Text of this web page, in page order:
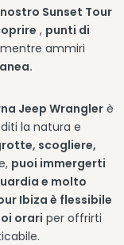
Sunset Tour
, punti di
mentre ammiri
Jeep Wrangler è
la natura e
scogliere,
puoi immergerti
e molto
Ibiza è flessibile
orari per offrirti